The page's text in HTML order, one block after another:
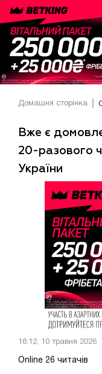
Домашня сторінка
Вже є
20-разового
України
16:12, 10 травня 2026
Online 26 читачів